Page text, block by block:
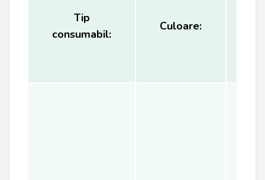
Tip
consumabil:
Culoare: